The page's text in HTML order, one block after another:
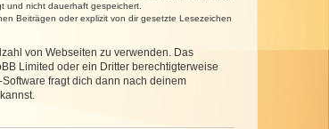
und nicht dauerhaft gespeichert.
Beiträgen oder explizit von dir gesetzte Lesezeichen
von Webseiten zu verwenden. Das
Limited oder ein Dritter berechtigterweise
fragt dich dann nach deinem